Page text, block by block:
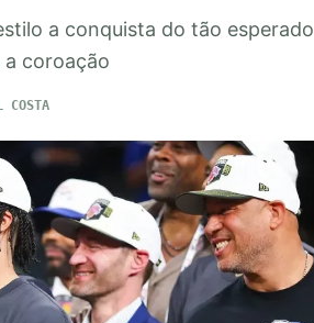
a conquista do tão esperado
coroação
COSTA